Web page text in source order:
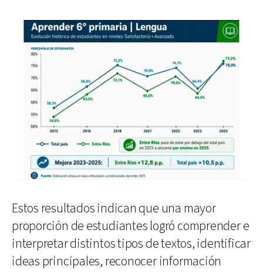
Estos resultados indican que una mayor
proporción de estudiantes logró comprender e
interpretar distintos tipos de textos, identificar
ideas principales, reconocer información